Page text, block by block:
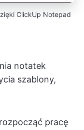
ClickUp Notepad
notatek
szablony,
pracę